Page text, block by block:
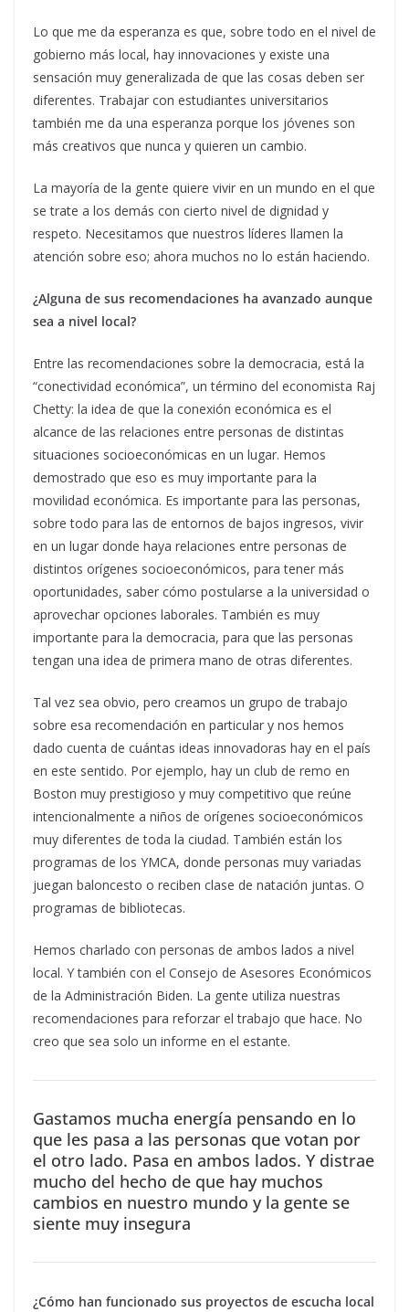
Lo que me da esperanza es que, sobre todo en el nivel de
gobierno más local, hay innovaciones y existe una
sensación muy generalizada de que las cosas deben ser
diferentes. Trabajar con estudiantes universitarios
también me da una esperanza porque los jóvenes son
más creativos que nunca y quieren un cambio.
La mayoría de la gente quiere vivir en un mundo en el que
se trate a los demás con cierto nivel de dignidad y
respeto. Necesitamos que nuestros líderes llamen la
atención sobre eso; ahora muchos no lo están haciendo.
¿Alguna de sus recomendaciones ha avanzado aunque
sea a nivel local?
Entre las recomendaciones sobre la democracia, está la
“conectividad económica”, un término del economista Raj
Chetty: la idea de que la conexión económica es el
alcance de las relaciones entre personas de distintas
situaciones socioeconómicas en un lugar. Hemos
demostrado que eso es muy importante para la
movilidad económica. Es importante para las personas,
sobre todo para las de entornos de bajos ingresos, vivir
en un lugar donde haya relaciones entre personas de
distintos orígenes socioeconómicos, para tener más
oportunidades, saber cómo postularse a la universidad o
aprovechar opciones laborales. También es muy
importante para la democracia, para que las personas
tengan una idea de primera mano de otras diferentes.
Tal vez sea obvio, pero creamos un grupo de trabajo
sobre esa recomendación en particular y nos hemos
dado cuenta de cuántas ideas innovadoras hay en el país
en este sentido. Por ejemplo, hay un club de remo en
Boston muy prestigioso y muy competitivo que reúne
intencionalmente a niños de orígenes socioeconómicos
muy diferentes de toda la ciudad. También están los
programas de los YMCA, donde personas muy variadas
juegan baloncesto o reciben clase de natación juntas. O
programas de bibliotecas.
Hemos charlado con personas de ambos lados a nivel
local. Y también con el Consejo de Asesores Económicos
de la Administración Biden. La gente utiliza nuestras
recomendaciones para reforzar el trabajo que hace. No
creo que sea solo un informe en el estante.
Gastamos mucha energía pensando en lo
que les pasa a las personas que votan por
el otro lado. Pasa en ambos lados. Y distrae
mucho del hecho de que hay muchos
cambios en nuestro mundo y la gente se
siente muy insegura
¿Cómo han funcionado sus proyectos de escucha local